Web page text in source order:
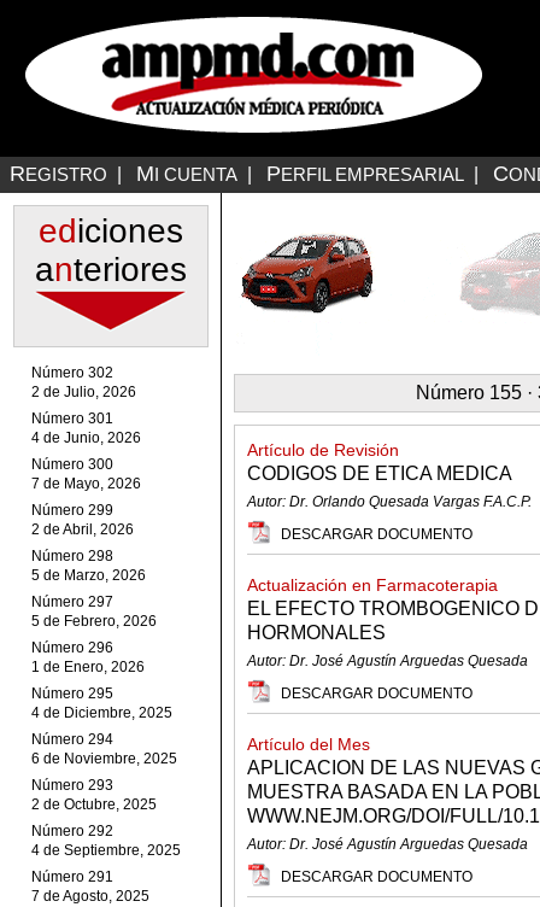
REGISTRO MI CUENTA PERFIL EMPRESARIAL C
ediciones
anteriores
Número 302
2 de Julio, 2026
Número 301
4 de Junio, 2026
Número 300
7 de Mayo, 2026
Número 299
2 de Abril, 2026
Número 298
5 de Marzo, 2026
Número 297
5 de Febrero, 2026
Número 296
1 de Enero, 2026
Número 295
4 de Diciembre, 2025
Número 294
6 de Noviembre, 2025
Número 293
2 de Octubre, 2025
Número 292
4 de Septiembre, 2025
Número 291
7 de Agosto, 2025
Número 155
Artículo de Revisión
CODIGOS DE ETICA MEDICA
Autor: Dr. Orlando Quesada Vargas F.A.C.P.
DESCARGAR DOCUMENTO
Actualización en Farmacoterapia
EL EFECTO TROMBOGENICO
HORMONALES
Autor: Dr. José Agustín Arguedas Quesada
DESCARGAR DOCUMENTO
Artículo del Mes
APLICACION DE LAS NUEVAS
MUESTRA BASADA EN LA
WWW.NEJM.ORG/DOI/FULL/
Autor: Dr. José Agustín Arguedas Quesada
DESCARGAR DOCUMENTO